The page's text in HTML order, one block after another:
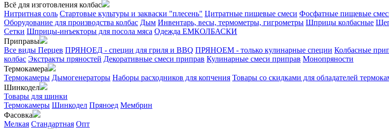
Всё для изготовления колбас
Нитритная соль Стартовые культуры и закваски "плесень" Цитратные пищевые смеси Фосфатные пищевые
Оборудование для производства колбас Дым Инвентарь, весы, термометры, гигрометры Шприцы колбасные
Сетки Шприцы-инъекторы для посола мяса Одежда ЕМКОЛБАСКИ
Приправы
Все виды Перцев ПРЯНОЕД - специи для гриля и BBQ ПРЯНОЕМ - только кулинарные специи Колбасные
колбас Экстракты пряностей Декоративные смеси приправ Кулинарные смеси приправ Монопряности
Термокамера
Термокамеры Дымогенераторы Наборы расходников для копчения Товары со скидками для обладателей
Шинкодел
Товары для шинки
Термокамеры Шинкодел Пряноед Мембрин
Фасовка
Мелкая Стандартная Опт